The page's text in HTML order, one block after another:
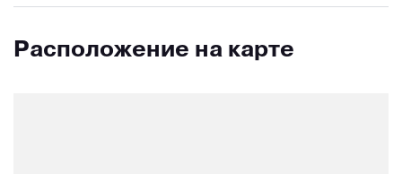
Расположение на карте